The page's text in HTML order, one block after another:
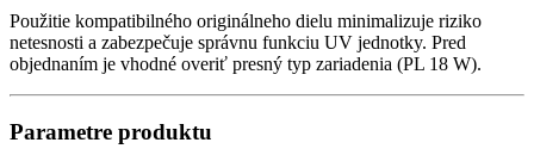
Použitie kompatibilného originálneho dielu minimalizuje riziko
netesnosti a zabezpečuje správnu funkciu UV jednotky. Pred
objednaním je vhodné overiť presný typ zariadenia (PL 18 W).
Parametre produktu